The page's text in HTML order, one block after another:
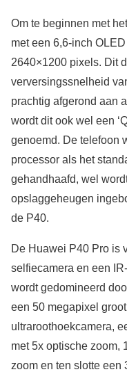
Om te beginnen met
met een 6,6-inch
2640×1200 pixels. Dit
verversingssnelheid
prachtig afgerond aan
wordt dit ook wel een
genoemd. De telefoon
processor als het
gehandhaafd, wel
opslaggeheugen
de P40.
De Huawei P40 Pro is
selfiecamera en een
wordt gedomineerd
een 50 megapixel
ultraroothoekcamera,
met 5x optische zoom,
zoom en ten slotte een